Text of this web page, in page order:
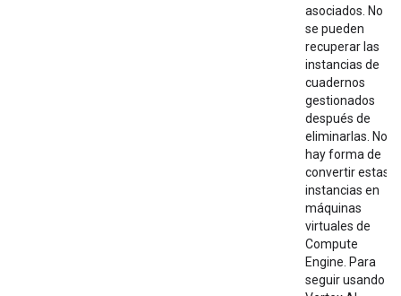
asociados. No
se pueden
recuperar las
instancias de
cuadernos
gestionados
después de
eliminarlas. No
hay forma de
convertir estas
instancias en
máquinas
virtuales de
Compute
Engine. Para
seguir usando